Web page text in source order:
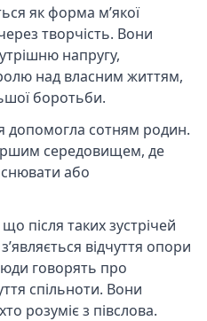
як форма м’якої
творчість. Вони
напругу,
над власним життям,
боротьби.
допомогла сотням родин.
середовищем, де
або
після таких зустрічей
відчуття опори
говорять про
спільноти. Вони
розуміє з півслова.